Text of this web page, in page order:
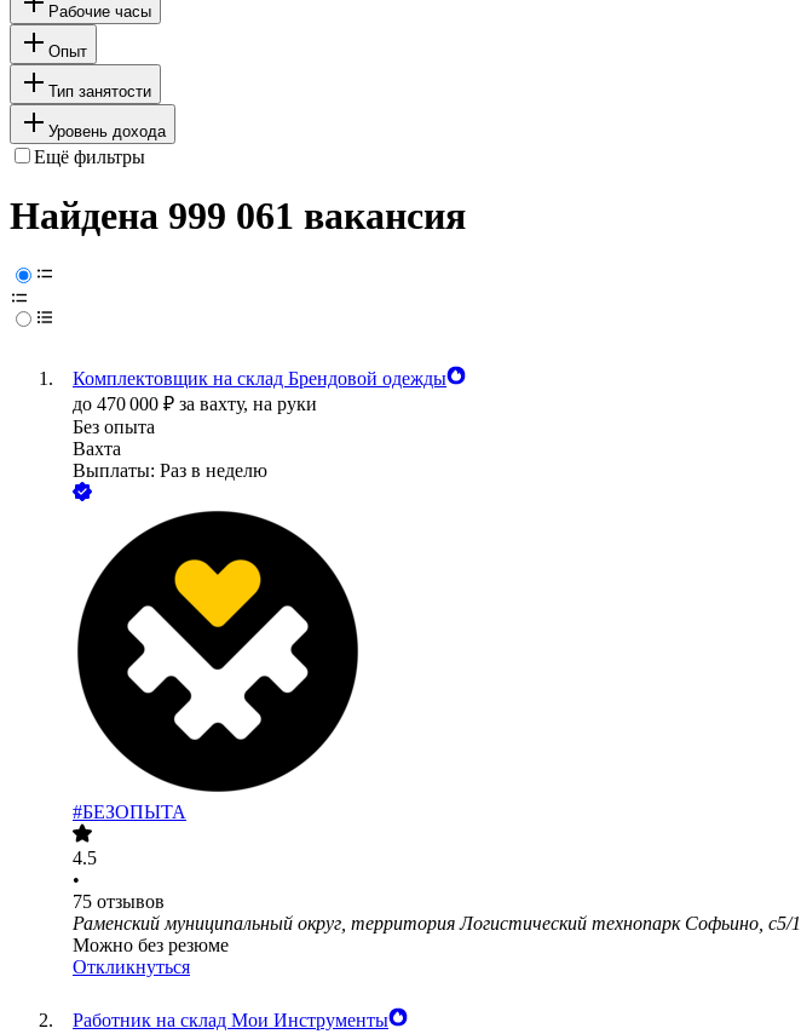
Рабочие часы
Опыт
Тип занятости
Уровень дохода
Ещё фильтры
Найдена 999 061 вакансия
Комплектовщик на склад Брендовой одежды
до 470 000 ₽ за вахту, на руки
Без опыта
Вахта
Выплаты: Раз в неделю
#БЕЗОПЫТА
4.5
•
75 отзывов
Раменский муниципальный округ, территория Логистический технопарк Софьино, с5/1
Можно без резюме
Откликнуться
Работник на склад Мои Инструменты